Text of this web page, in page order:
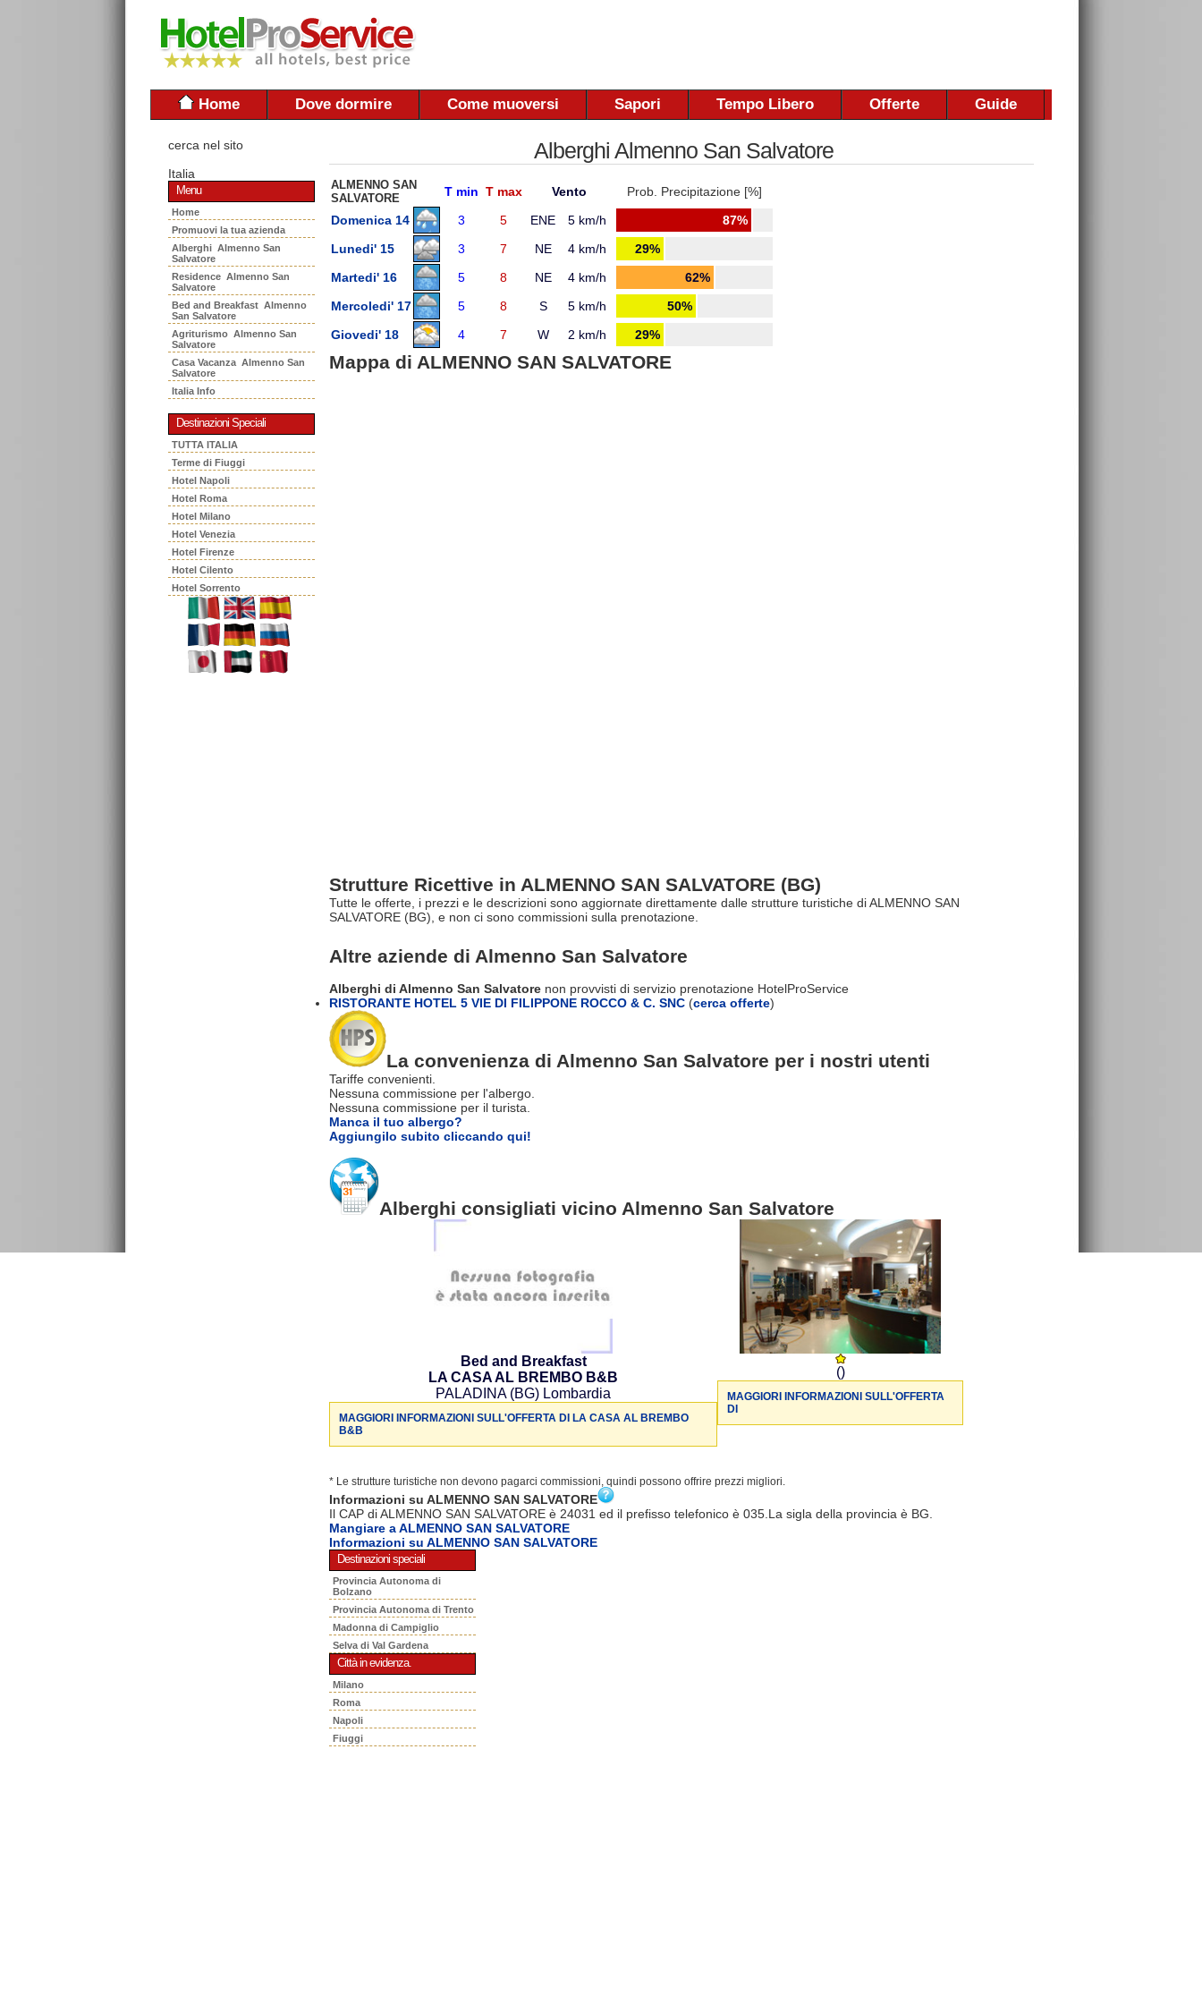
Home Dove dormire Come muoversi Sapori Tempo Libero Offerte Guide
cerca nel sito
Italia
Menu
Home
Promuovi la tua azienda
Alberghi Almenno San
Salvatore
Residence Almenno San
Salvatore
Bed and Breakfast Almenno
San Salvatore
Agriturismo Almenno San
Salvatore
Casa Vacanza Almenno San
Salvatore
Italia Info
Destinazioni Speciali
TUTTA ITALIA
Terme di Fiuggi
Hotel Napoli
Hotel Roma
Hotel Milano
Hotel Venezia
Hotel Firenze
Hotel Cilento
Hotel Sorrento
Alberghi Almenno San Salvatore
ALMENNO SAN
SALVATORE
T min T max Vento
Prob. Precipitazione [%]
Domenica 14
3 5 ENE 5 km/h
87%
Lunedi' 15
3 7 NE 4 km/h
29%
Martedi' 16
5 8 NE 4 km/h
62%
Mercoledi' 17
5 8 S 5 km/h
50%
Giovedi' 18
4 7 W 2 km/h 29%
Mappa di ALMENNO SAN SALVATORE
Strutture Ricettive in ALMENNO SAN SALVATORE (BG)
Tutte le offerte, i prezzi e le descrizioni sono aggiornate direttamente dalle strutture turistiche di ALMENNO SAN
SALVATORE (BG), e non ci sono commissioni sulla prenotazione.
Altre aziende di Almenno San Salvatore
Alberghi di Almenno San Salvatore non provvisti di servizio prenotazione HotelProService
RISTORANTE HOTEL 5 VIE DI FILIPPONE ROCCO & C. SNC (cerca offerte)
La convenienza di Almenno San Salvatore per i nostri utenti
Tariffe convenienti.
Nessuna commissione per l'albergo.
Nessuna commissione per il turista.
Manca il tuo albergo?
Aggiungilo subito cliccando qui!
Alberghi consigliati vicino Almenno San Salvatore
Bed and Breakfast
LA CASA AL BREMBO B&B
PALADINA (BG) Lombardia
MAGGIORI INFORMAZIONI SULL'OFFERTA DI LA CASA AL BREMBO
B&B
()
MAGGIORI INFORMAZIONI SULL'OFFERTA
DI
* Le strutture turistiche non devono pagarci commissioni, quindi possono offrire prezzi migliori.
Informazioni su ALMENNO SAN SALVATORE
Il CAP di ALMENNO SAN SALVATORE è 24031 ed il prefisso telefonico è 035.La sigla della provincia è BG.
Mangiare a ALMENNO SAN SALVATORE
Informazioni su ALMENNO SAN SALVATORE
Destinazioni speciali
Provincia Autonoma di
Bolzano
Provincia Autonoma di Trento
Madonna di Campiglio
Selva di Val Gardena
Città in evidenza.
Milano
Roma
Napoli
Fiuggi